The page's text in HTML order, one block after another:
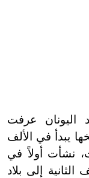
في عام 2026
اليونان عرفت
يبدأ في الألف
نشأت أولاً في
الثانية إلى بلاد